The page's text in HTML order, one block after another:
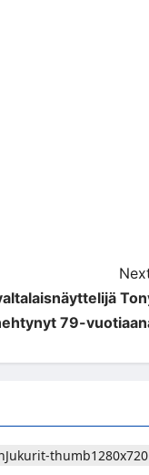
79-